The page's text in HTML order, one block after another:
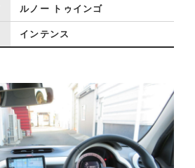
ルノー トゥインゴ
インテンス